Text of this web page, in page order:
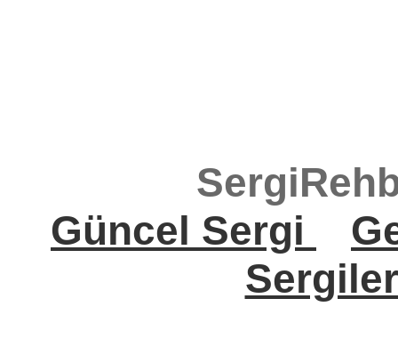
Güncel Sergi